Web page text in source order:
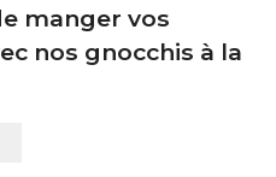
manger vos
nos gnocchis à la